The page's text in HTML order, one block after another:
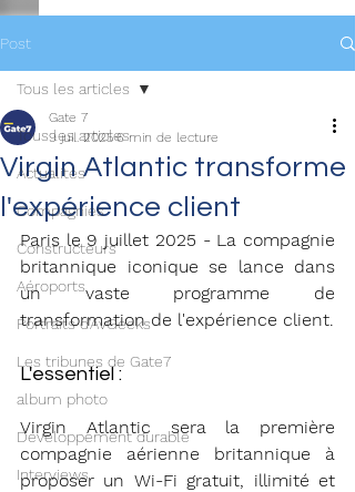
Post
Tous les articles
Actualités
Compagnies
Constructeurs
Aéroports
Portraits d'AvGeeks
Les tribunes de Gate7
album photo
Développement durable
Interviews
Tous les articles
Virgin Atlantic transforme
l'expérience client
Gate 7
9 juil. 20256 min de lecture
Paris le 9 juillet 2025 - La compagnie
britannique iconique se lance dans
un vaste programme de
L'essentiel :
Virgin Atlantic sera la première
compagnie aérienne britannique à
proposer un Wi-Fi gratuit, illimité et